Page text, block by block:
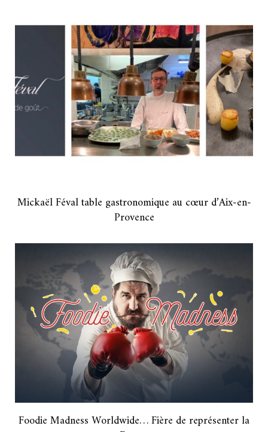
Mickaël Féval table gastronomique au cœur d’Aix-en-
Provence
Foodie Madness Worldwide… Fière de représenter la